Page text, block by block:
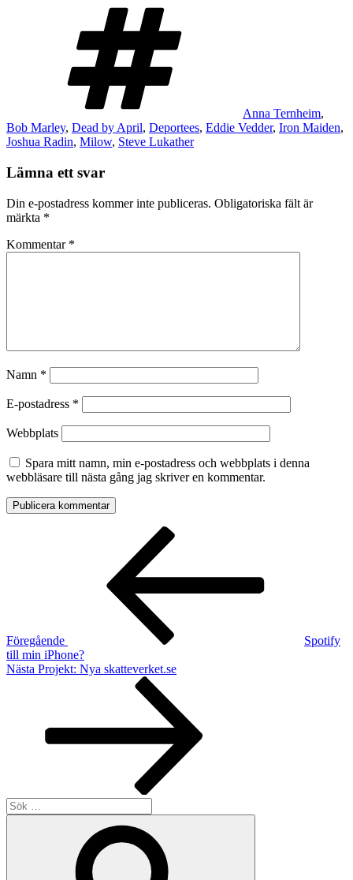
Anna Ternheim,
Bob Marley, Dead by April, Deportees, Eddie Vedder, Iron Maiden,
Joshua Radin, Milow, Steve Lukather
Lämna ett svar
Din e-postadress kommer inte publiceras. Obligatoriska fält är
märkta *
Kommentar *
Namn *
E-postadress *
Webbplats
Spara mitt namn, min e-postadress och webbplats i denna
webbläsare till nästa gång jag skriver en kommentar.
Inläggsnavigering
Föregående
Spotify
till min iPhone?
Nästa
Nästa Projekt: Nya skatteverket.se
Sök
efter: